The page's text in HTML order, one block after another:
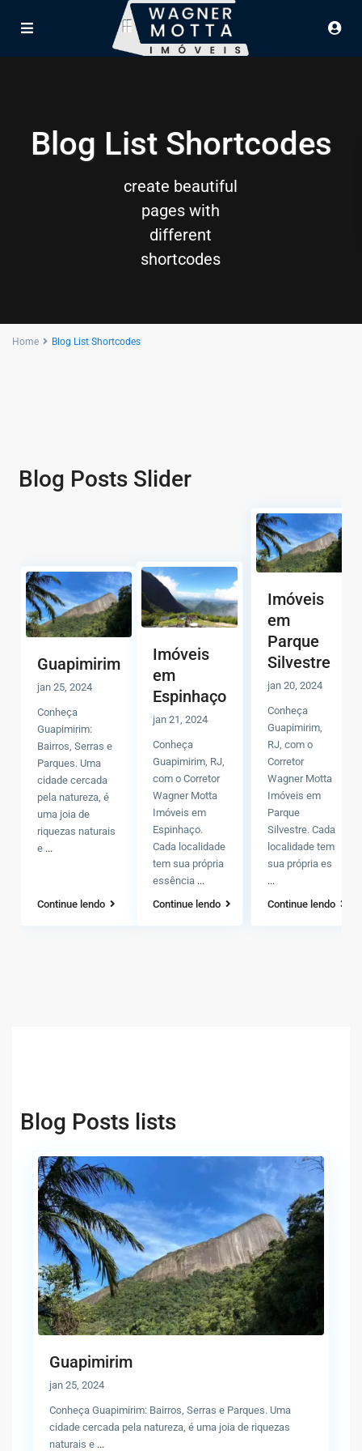
Blog List Shortcodes
create beautiful
pages with
different
shortcodes
Home Blog List Shortcodes
Blog Posts Slider
Guapimirim
jan 25, 2024
Conheça
Guapimirim:
Bairros, Serras e
Parques. Uma
cidade cercada
pela natureza, é
uma joia de
riquezas naturais
e ...
Continue lendo
Imóveis
em
Espinhaço
jan 21, 2024
Conheça
Guapimirim, RJ,
com o Corretor
Wagner Motta
Imóveis em
Espinhaço.
Cada localidade
tem sua própria
essência ...
Continue lendo
Imóveis
em
Parque
Silvestre
jan 20, 2024
Conheça
Guapimirim,
RJ, com o
Corretor
Wagner Motta
Imóveis em
Parque
Silvestre. Cada
localidade tem
sua própria es
...
Continue lendo
Blog Posts lists
Guapimirim
jan 25, 2024
Conheça Guapimirim: Bairros, Serras e Parques. Uma
cidade cercada pela natureza, é uma joia de riquezas
naturais e ...